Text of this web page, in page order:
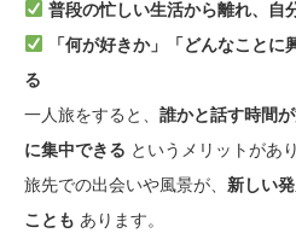
普段の忙しい生活から離れ、自
「何が好きか」「どんなことに
る
一人旅をすると、 誰かと話す時間
に集中できる というメリットがあ
旅先での出会いや風景が、 新しい
ことも あります。